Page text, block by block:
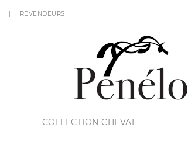
REVENDEURS
COLLECTION CHEVAL